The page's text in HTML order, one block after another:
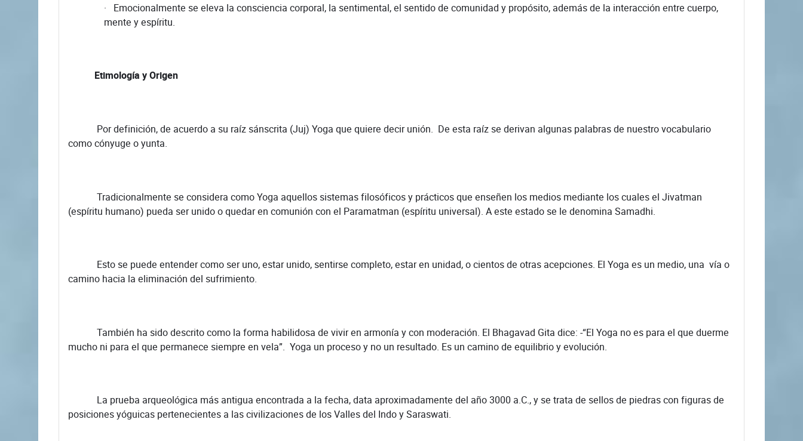
· Emocionalmente se eleva la consciencia corporal, la sentimental, el sentido de comunidad y propósito, además de la interacción entre cuerpo,
mente y espíritu.
Etimología y Origen
Por definición, de acuerdo a su raíz sánscrita (Juj) Yoga que quiere decir unión. De esta raíz se derivan algunas palabras de nuestro vocabulario
como cónyuge o yunta.
Tradicionalmente se considera como Yoga aquellos sistemas filosóficos y prácticos que enseñen los medios mediante los cuales el Jivatman
(espíritu humano) pueda ser unido o quedar en comunión con el Paramatman (espíritu universal). A este estado se le denomina Samadhi.
Esto se puede entender como ser uno, estar unido, sentirse completo, estar en unidad, o cientos de otras acepciones. El Yoga es un medio, una vía o
camino hacia la eliminación del sufrimiento.
También ha sido descrito como la forma habilidosa de vivir en armonía y con moderación. El Bhagavad Gita dice: -“El Yoga no es para el que duerme
mucho ni para el que permanece siempre en vela”. Yoga un proceso y no un resultado. Es un camino de equilibrio y evolución.
La prueba arqueológica más antigua encontrada a la fecha, data aproximadamente del año 3000 a.C., y se trata de sellos de piedras con figuras de
posiciones yóguicas pertenecientes a las civilizaciones de los Valles del Indo y Saraswati.